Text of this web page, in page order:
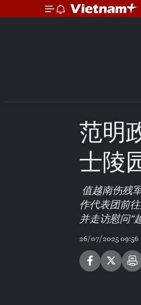
范明
士陵
值越南伤残
作代表团前
并走访慰问“
26/07/2025 09:56